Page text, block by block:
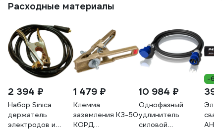
Расходные материалы
2 394 ₽
Набор Sinica
держатель
электродов и
1 479 ₽
Клемма
заземления КЗ-50
КОРД
10 984 ₽
Однофазный
удлинитель
силовой
-6%
АНО-